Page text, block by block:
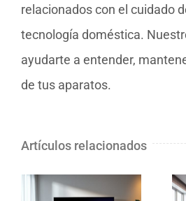
relacionados con el cuidado
tecnología doméstica.
ayudarte a entender,
de tus aparatos.
Artículos relacionados